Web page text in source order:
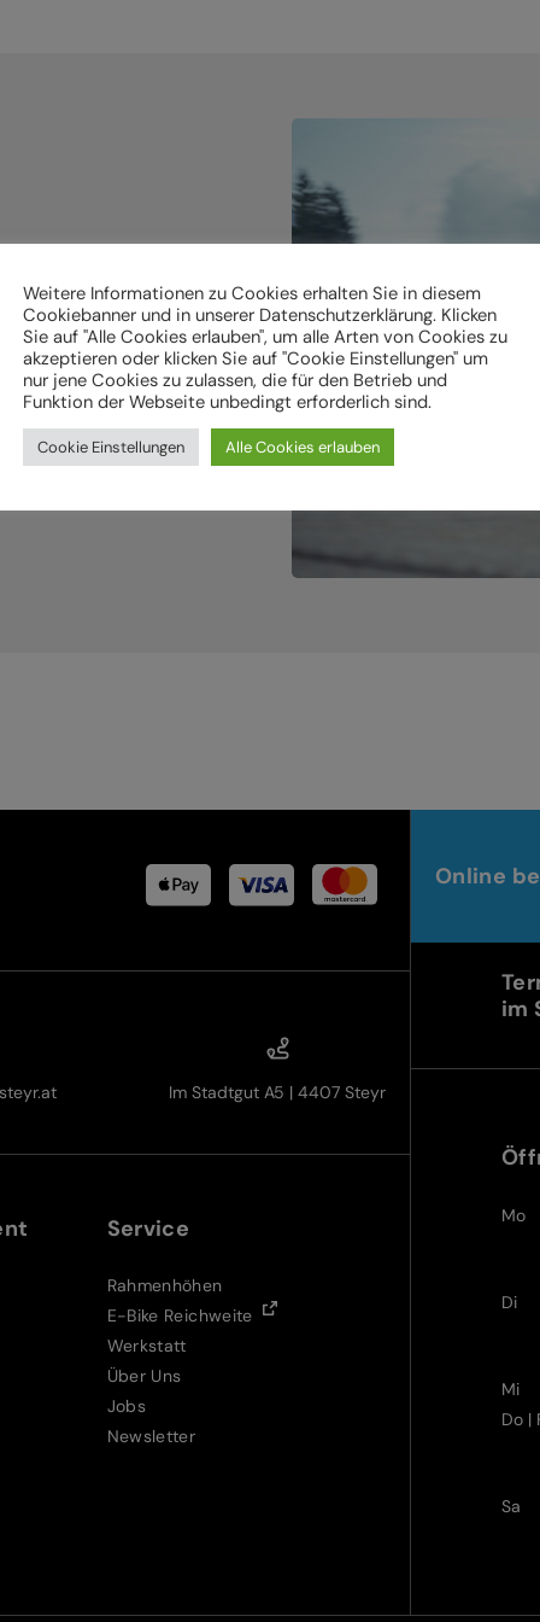
Im Stadtgut A5 | 4407 Steyr
Service
Rahmenhöhen
E-Bike Reichweite
Werkstatt
Über Uns
Jobs
Newsletter
Online
im
Mo
Di
Mi
Do |
Sa
Weitere Informationen zu Cookies erhalten Sie in diesem
Cookiebanner und in unserer Datenschutzerklärung. Klicken
Sie auf "Alle Cookies erlauben", um alle Arten von Cookies zu
akzeptieren oder klicken Sie auf "Cookie Einstellungen" um
nur jene Cookies zu zulassen, die für den Betrieb und
Funktion der Webseite unbedingt erforderlich sind.
Cookie Einstellungen Alle Cookies erlauben